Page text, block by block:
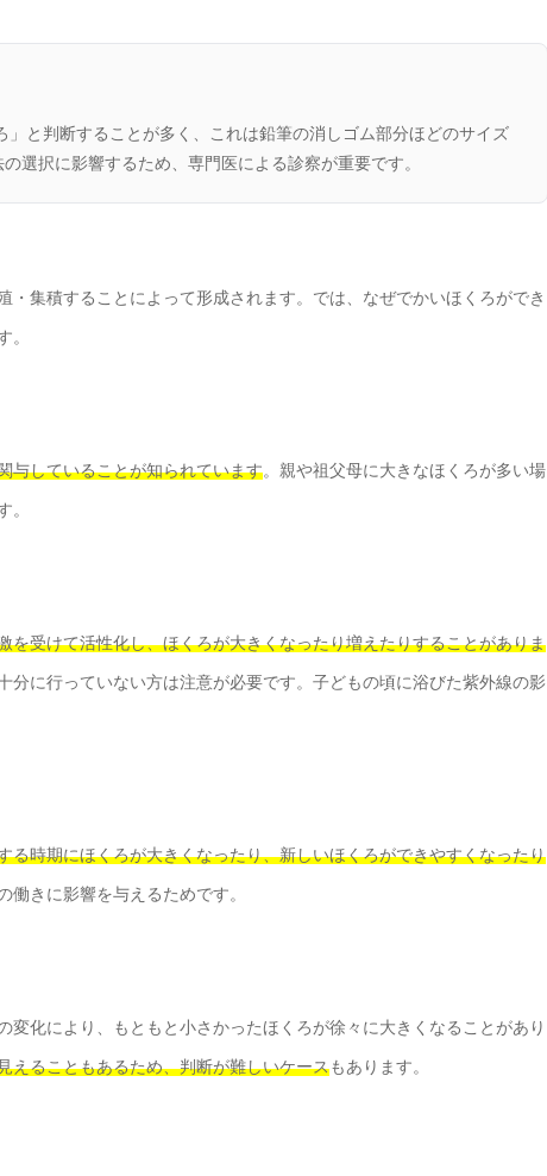
と判断することが多く、これは鉛筆の消しゴム部分ほどのサイズ
選択に影響するため、専門医による診察が重要です。
集積することによって形成されます。では、なぜでかいほくろができ
。
与していることが知られています。親や祖父母に大きなほくろが多い場
。
を受けて活性化し、ほくろが大きくなったり増えたりすることがありま
分に行っていない方は注意が必要です。子どもの頃に浴びた紫外線の影
る時期にほくろが大きくなったり、新しいほくろができやすくなったり
働きに影響を与えるためです。
化により、もともと小さかったほくろが徐々に大きくなることがあり
えることもあるため、判断が難しいケースもあります。